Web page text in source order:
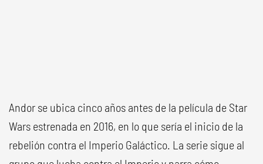
Andor se ubica cinco años antes de la película de Star
Wars estrenada en 2016, en lo que sería el inicio de la
rebelión contra el Imperio Galáctico. La serie sigue al